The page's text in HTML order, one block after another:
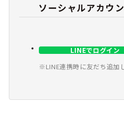
ソーシャルアカウ
LINEでログイン
※LINE連携時に友だち追加